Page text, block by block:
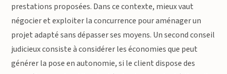
prestations proposées. Dans ce contexte, mieux vaut
négocier et exploiter la concurrence pour aménager un
projet adapté sans dépasser ses moyens. Un second conseil
judicieux consiste à considérer les économies que peut
générer la pose en autonomie, si le client dispose des